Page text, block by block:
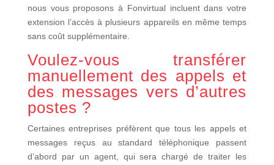
nous vous proposons à Fonvirtual incluent dans votre
extension l’accès à plusieurs appareils en même temps
sans coût supplémentaire.
Voulez-vous transférer
manuellement des appels et
des messages vers d’autres
postes ?
Certaines entreprises préfèrent que tous les appels et
messages reçus au standard téléphonique passent
d’abord par un agent, qui sera chargé de traiter les